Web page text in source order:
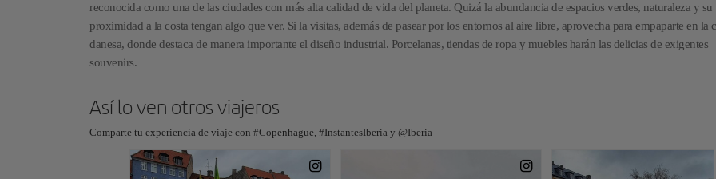
reconocida como una de las ciudades con más alta calidad de vida del planeta. Quizá la abundancia de espacios verdes, naturaleza y su
proximidad a la costa tengan algo que ver. Si la visitas, además de pasear por los entornos al aire libre, aprovecha para empaparte en la
danesa, donde destaca de manera importante el diseño industrial. Porcelanas, tiendas de ropa y muebles harán las delicias de exigentes
souvenirs.
Así lo ven otros viajeros
Comparte tu experiencia de viaje con #Copenhague, #InstantesIberia y @Iberia